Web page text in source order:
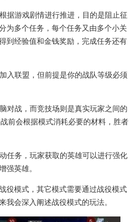
据游戏剧情进行推进，目的是阻止征
为多个任务，每个任务又由多个小关
到经验值和金钱奖励，完成任务还有
入联盟，但前提是你的战队等级必须
对战，而竞技场则是真实玩家之间的
前会根据模式消耗必要的材料，胜者
任务，玩家获取的英雄可以进行强化
强英雄。
役模式，其它模式需要通过战役模式
我会深入阐述战役模式的玩法。